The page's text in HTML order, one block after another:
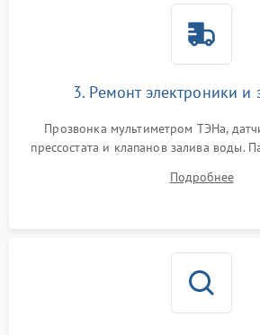
3. Ремонт электроники и
Прозвонка мультиметром ТЭНа,
прессостата и клапанов залива воды.
Восстановление целостности
Подробнее